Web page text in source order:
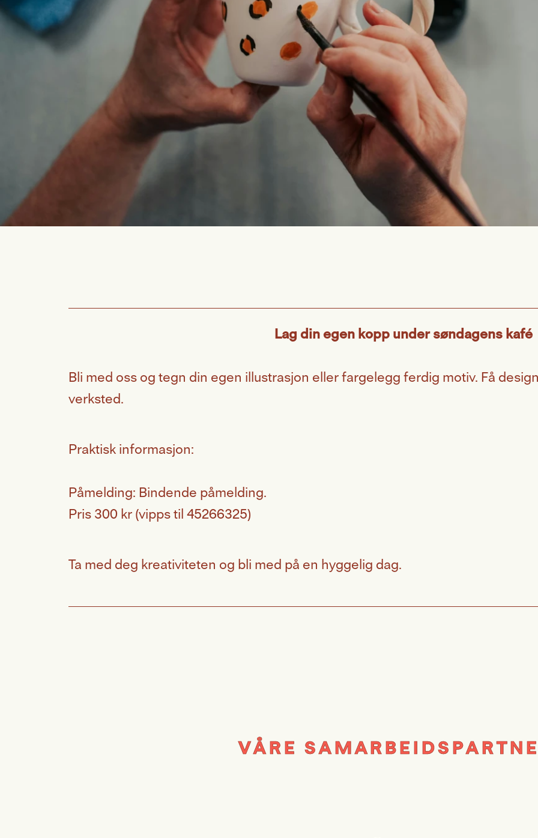
Lag din egen kopp under søndagens kafé
Bli med oss og tegn din egen illustrasjon eller fargelegg ferdig motiv. Få
verksted.
Praktisk informasjon:
Påmelding: Bindende påmelding.
Pris 300 kr (vipps til 45266325)
Ta med deg kreativiteten og bli med på en hyggelig dag.
VÅRE